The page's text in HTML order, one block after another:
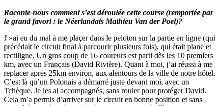
Raconte-nous comment s’est déroulée cette course (remportée par
le grand favori : le Néerlandais Mathieu Van der Poel)?
J »ai eu du mal à me plaçer dans le peloton sur la partie en ligne (qui
précédait le circuit final à parcourir plusieurs fois), qui était plane et
rectiligne. Un gros coup de 16 coureurs est parti dès les 10 premiers
km, avec un Français (David Rivière). Quant à moi, j’ai réussi à me
replacer après 25km environ, aux alentours de la ville de notre hôtel.
C’est là qu’un Polonais a démarré juste devant moi, avec un
Tchèque. Je les ai accompagnés, sans rouler pour protéger David.
Cela m’a permis d’arriver sur le circuit en bonne position et sans